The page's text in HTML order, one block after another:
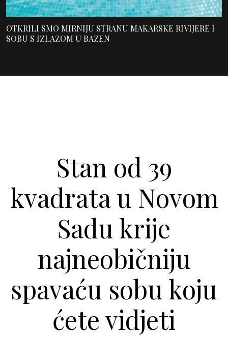
OTKRILI SMO MIRNIJU STRANU MAKARSKE RIVIJERE I
SOBU S IZLAZOM U BAZEN
Stan od 39
kvadrata u Novom
Sadu krije
najneobičniju
spavaću sobu koju
ćete vidjeti